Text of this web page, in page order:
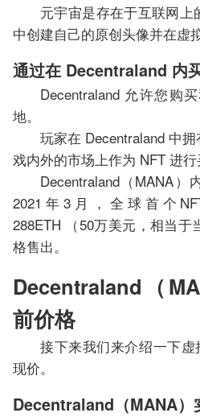
元宇宙是存在于互联网
中创建自己的原创头像并在虚
通过在 Decentraland 内
Decentraland 允许您购
地。
玩家在 Decentraland 中
戏内外的市场上作为 NFT 进行
Decentraland（MANA）
2021年3月，全球首个
288ETH （50万美元，相当于
格售出。
Decentraland（
前价格
接下来我们来介绍一下
现价。
Decentraland（MANA）